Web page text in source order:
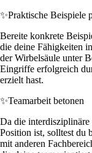
✨Praktische Beispiele
Bereite konkrete
die deine Fähigkeiten
der Wirbelsäule unter
Eingriffe erfolgreich
erzielt hast.
✨Teamarbeit betonen
Da die
Position ist, solltest du
mit anderen